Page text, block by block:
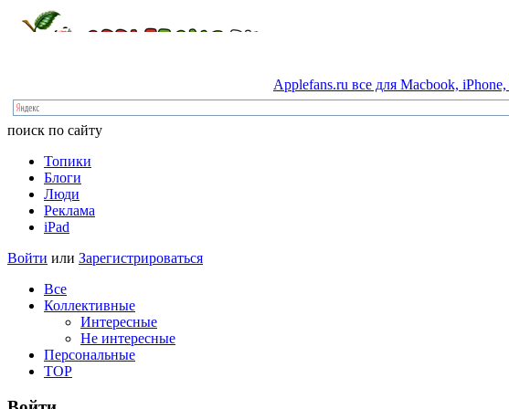
Applefans.ru все для Macbook, iPhone,
поиск по сайту
Топики
Блоги
Люди
Реклама
iPad
Войти или Зарегистрироваться
Все
Коллективные
Интересные
Не интересные
Персональные
TOP